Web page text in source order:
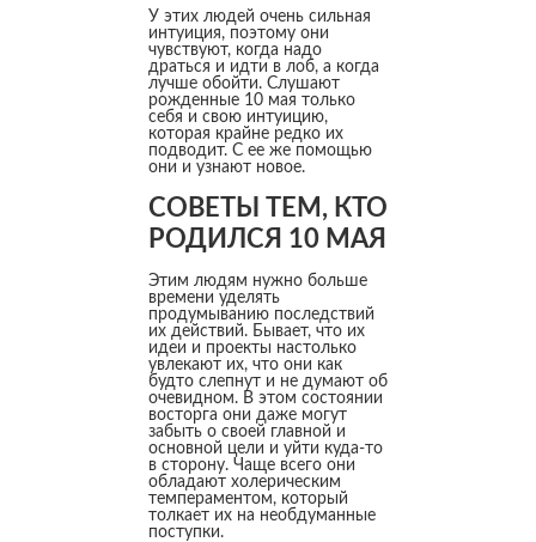
У этих людей очень сильная
интуиция, поэтому они
чувствуют, когда надо
драться и идти в лоб, а когда
лучше обойти. Слушают
рожденные 10 мая только
себя и свою интуицию,
которая крайне редко их
подводит. С ее же помощью
они и узнают новое.
СОВЕТЫ ТЕМ, КТО
РОДИЛСЯ 10 МАЯ
Этим людям нужно больше
времени уделять
продумыванию последствий
их действий. Бывает, что их
идеи и проекты настолько
увлекают их, что они как
будто слепнут и не думают об
очевидном. В этом состоянии
восторга они даже могут
забыть о своей главной и
основной цели и уйти куда-то
в сторону. Чаще всего они
обладают холерическим
темпераментом, который
толкает их на необдуманные
поступки.